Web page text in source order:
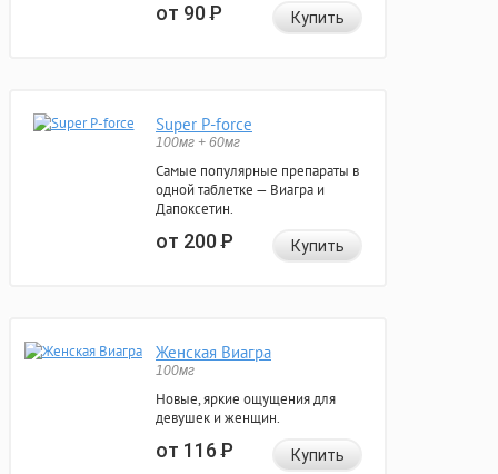
от 90Р Купить
Super P-force
100мг + 60мг
Самые популярные препараты в
одной таблетке — Виагра и
Дапоксетин.
от 200Р Купить
Женская Виагра
100мг
Новые, яркие ощущения для
девушек и женщин.
от 116Р Купить